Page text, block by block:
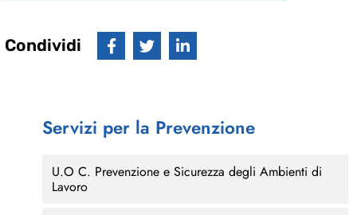
Condividi
Servizi per la Prevenzione
U.O C. Prevenzione e Sicurezza degli Ambienti di
Lavoro